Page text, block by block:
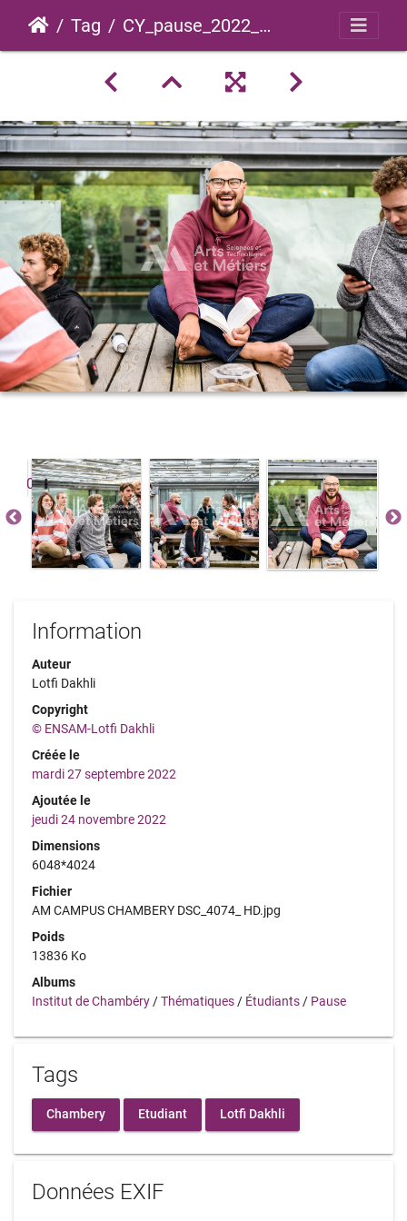
Tag CY_pause_2022_0021
Information
Auteur
Lotfi Dakhli
Copyright
© ENSAM-Lotfi Dakhli
Créée le
mardi 27 septembre 2022
Ajoutée le
jeudi 24 novembre 2022
Dimensions
6048*4024
Fichier
AM CAMPUS CHAMBERY DSC_4074_ HD.jpg
Poids
13836 Ko
Albums
Institut de Chambéry /Thématiques / Étudiants / Pause
Tags
Chambery Etudiant Lotfi Dakhli
Données EXIF